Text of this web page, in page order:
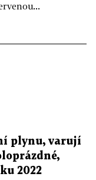
plynu, varují
2022